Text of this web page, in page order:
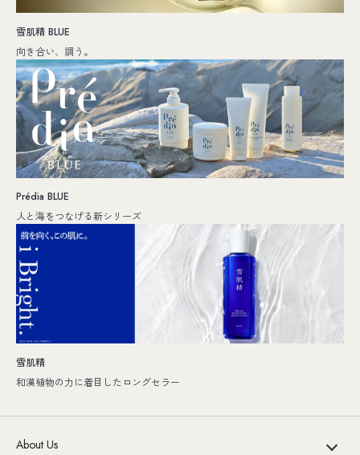
雪肌精 BLUE
向き合い、調う。
Prédia BLUE
人と海をつなげる新シリーズ
雪肌精
和漢植物の力に着目したロングセラー
About Us